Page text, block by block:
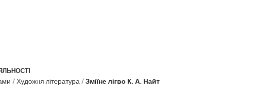
Художня література
Зміїне лігво К. А. Найт